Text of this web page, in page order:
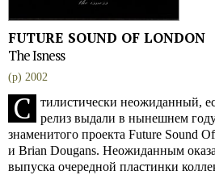
FUTURE SOUND OF LONDON
The Isness
(p) 2002
С
тилистически неожиданный,
релиз выдали в нынешнем
знаменитого проекта Future Sound
и Brian Dougans. Неожиданным
выпуска очередной пластинки